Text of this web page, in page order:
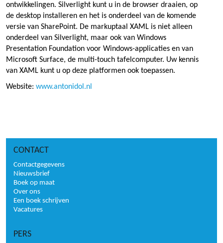
ontwikkelingen. Silverlight kunt u in de browser draaien, op
de desktop installeren en het is onderdeel van de komende
versie van SharePoint. De markuptaal XAML is niet alleen
onderdeel van Silverlight, maar ook van Windows
Presentation Foundation voor Windows-applicaties en van
Microsoft Surface, de multi-touch tafelcomputer. Uw kennis
van XAML kunt u op deze platformen ook toepassen.
Website: www.antonidol.nl
CONTACT
Contactgegevens
Nieuwsbrief
Boek op maat
Over ons
Een boek schrijven
Vacatures
PERS